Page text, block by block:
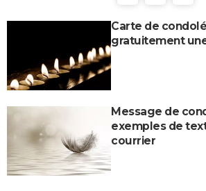
Carte de
gratuitement
Message de
exemples de
courrier